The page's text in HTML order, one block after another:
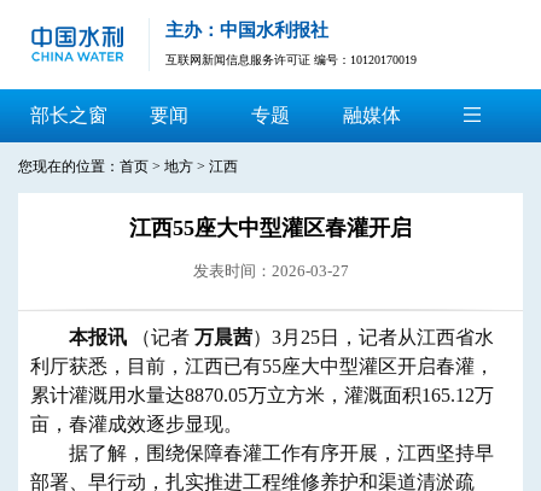
主办：中国水利报社
互联网新闻信息服务许可证 编号：10120170019
部长之窗 要闻 专题 融媒体
您现在的位置： 首页 > 地方 > 江西
江西55座大中型灌区春灌开启
发表时间：2026-03-27
本报讯 （记者 万晨茜）3月25日，记者从江西省水
利厅获悉，目前，江西已有55座大中型灌区开启春灌，
累计灌溉用水量达8870.05万立方米，灌溉面积165.12万
亩，春灌成效逐步显现。
据了解，围绕保障春灌工作有序开展，江西坚持早
部署、早行动，扎实推进工程维修养护和渠道清淤疏